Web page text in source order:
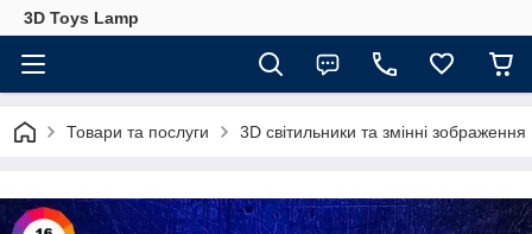
3D Toys Lamp
Товари та послуги 3D світильники та змінні зображення